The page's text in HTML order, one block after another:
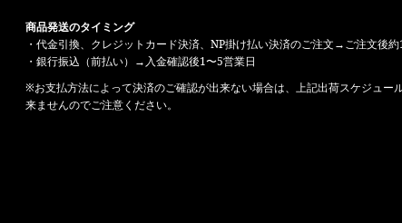
商品発送のタイミング
・代金引換、クレジットカード決済、NP掛け払い決済のご注文→ご注文後約
・銀行振込（前払い）→入金確認後1〜5営業日
※お支払方法によって決済のご確認が出来ない場合は、上記出荷スケジュー
来ませんのでご注意ください。